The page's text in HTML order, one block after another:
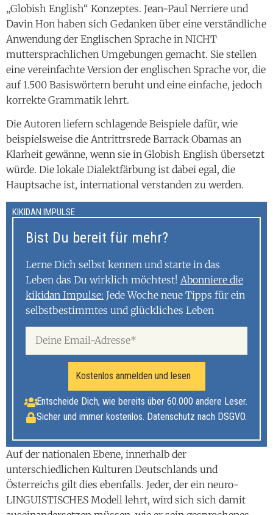
„Globish English“ Konzeptes. Jean-Paul Nerriere und
Davin Hon haben sich Gedanken über eine verständliche
Anwendung der Englischen Sprache in NICHT
muttersprachlichen Umgebungen gemacht. Sie stellen
eine vereinfachte Version der englischen Sprache vor, die
auf 1.500 Basiswörtern beruht und eine einfache, jedoch
korrekte Grammatik lehrt.
Die Autoren liefern schlagende Beispiele dafür, wie
beispielsweise die Antrittrsrede Barrack Obamas an
Klarheit gewänne, wenn sie in Globish English übersetzt
würde. Die lokale Dialektfärbung ist dabei egal, die
Hauptsache ist, international verstanden zu werden.
KIKIDAN IMPULSE
Bist Du bereit für mehr?
Lerne Dich selbst kennen und starte in das
Leben das Du wirklich möchtest! Abonniere die
kikidan Impulse: Jede Woche neue Tipps für ein
selbstbestimmtes und glückliches Leben
Kostenlos anmelden und lesen
Entscheide Dich, wie bereits über 60.000 andere Leser.
Sicher und immer kostenlos. Datenschutz nach DSGVO.
Auf der nationalen Ebene, innerhalb der
unterschiedlichen Kulturen Deutschlands und
Österreichs gilt dies ebenfalls. Jeder, der ein neuro-
LINGUISTISCHES Modell lehrt, wird sich sich damit